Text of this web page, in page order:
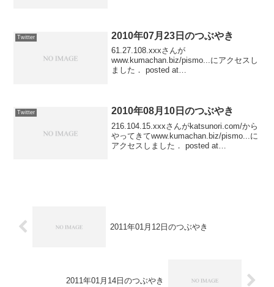
Twitter 2010年07月23日のつぶやき
61.27.108.xxxさんが
www.kumachan.biz/pismo...にアクセスし
ました． posted at
Twitter 2010年08月10日のつぶやき
216.104.15.xxxさんがkatsunori.com/から
やってきてwww.kumachan.biz/pismo...に
アクセスしました． posted at
2011年01月12日のつぶやき
2011年01月14日のつぶやき